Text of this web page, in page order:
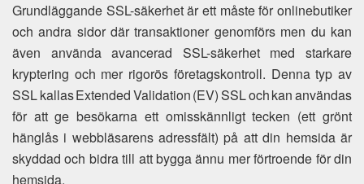
Grundläggande SSL-säkerhet är ett måste för onlinebutiker
och andra sidor där transaktioner genomförs men du kan
även använda avancerad SSL-säkerhet med starkare
kryptering och mer rigorös företagskontroll. Denna typ av
SSL kallas Extended Validation (EV) SSL och kan användas
för att ge besökarna ett omisskännligt tecken (ett grönt
hänglås i webbläsarens adressfält) på att din hemsida är
skyddad och bidra till att bygga ännu mer förtroende för din
hemsida.